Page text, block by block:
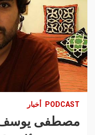
PODCAST أخبار
مصطفى يوسف